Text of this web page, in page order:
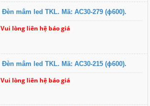
Đèn mâm led TKL. Mã: AC30-279 (ɸ600).
Vui lòng liên hệ báo giá
Đèn mâm led TKL. Mã: AC30-215 (ɸ600).
Vui lòng liên hệ báo giá